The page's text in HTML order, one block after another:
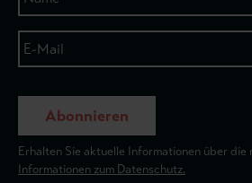
Abonnieren
Erhalten Sie aktuelle Informationen über die
Informationen zum Datenschutz.